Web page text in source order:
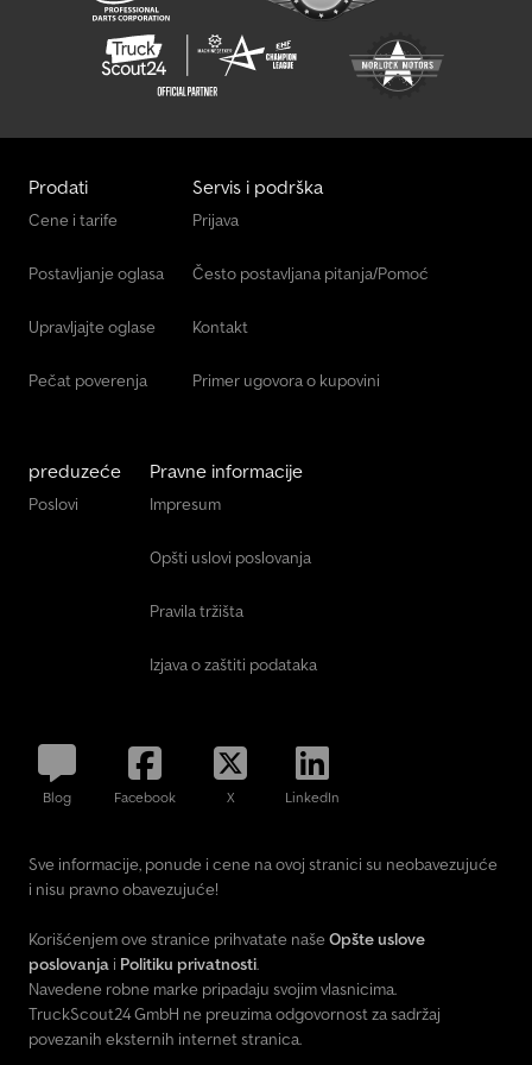
Prodati
Cene i tarife
Postavljanje oglasa
Upravljajte oglase
Pečat poverenja
Servis i podrška
Prijava
Često postavljana pitanja/Pomoć
Kontakt
Primer ugovora o kupovini
preduzeće
Poslovi
Pravne informacije
Impresum
Opšti uslovi poslovanja
Pravila tržišta
Izjava o zaštiti podataka
Blog Facebook X LinkedIn
Sve informacije, ponude i cene na ovoj stranici su neobavezujuće
i nisu pravno obavezujuće!
Korišćenjem ove stranice prihvatate naše Opšte uslove
poslovanja i Politiku privatnosti.
Navedene robne marke pripadaju svojim vlasnicima.
TruckScout24 GmbH ne preuzima odgovornost za sadržaj
povezanih eksternih internet stranica.